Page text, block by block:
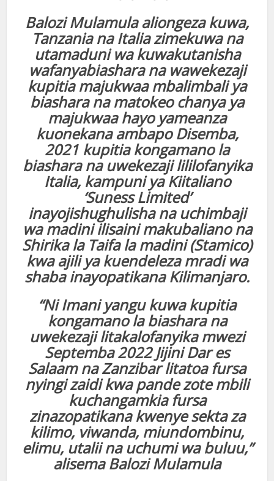
Balozi Mulamula aliongeza kuwa,
Tanzania na Italia zimekuwa na
utamaduni wa kuwakutanisha
wafanyabiashara na wawekezaji
kupitia majukwaa mbalimbali ya
biashara na matokeo chanya ya
majukwaa hayo yameanza
kuonekana ambapo Disemba,
2021 kupitia kongamano la
biashara na uwekezaji lililofanyika
Italia, kampuni ya Kiitaliano
‘Suness Limited’
inayojishughulisha na uchimbaji
wa madini ilisaini makubaliano na
Shirika la Taifa la madini (Stamico)
kwa ajili ya kuendeleza mradi wa
shaba inayopatikana Kilimanjaro.
“Ni Imani yangu kuwa kupitia
kongamano la biashara na
uwekezaji litakalofanyika mwezi
Septemba 2022 Jijini Dar es
Salaam na Zanzibar litatoa fursa
nyingi zaidi kwa pande zote mbili
kuchangamkia fursa
zinazopatikana kwenye sekta za
kilimo, viwanda, miundombinu,
elimu, utalii na uchumi wa buluu,”
alisema Balozi Mulamula